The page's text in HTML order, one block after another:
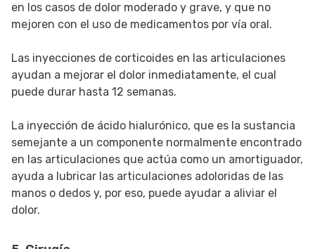
en los casos de dolor moderado y grave, y que no
mejoren con el uso de medicamentos por vía oral.
Las inyecciones de corticoides en las articulaciones
ayudan a mejorar el dolor inmediatamente, el cual
puede durar hasta 12 semanas.
La inyección de ácido hialurónico, que es la sustancia
semejante a un componente normalmente encontrado
en las articulaciones que actúa como un amortiguador,
ayuda a lubricar las articulaciones adoloridas de las
manos o dedos y, por eso, puede ayudar a aliviar el
dolor.